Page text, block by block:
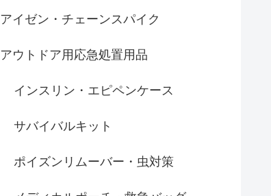
アイゼン・チェーンスパイク
アウトドア用応急処置用品
インスリン・エピペンケース
サバイバルキット
ポイズンリムーバー・虫対策